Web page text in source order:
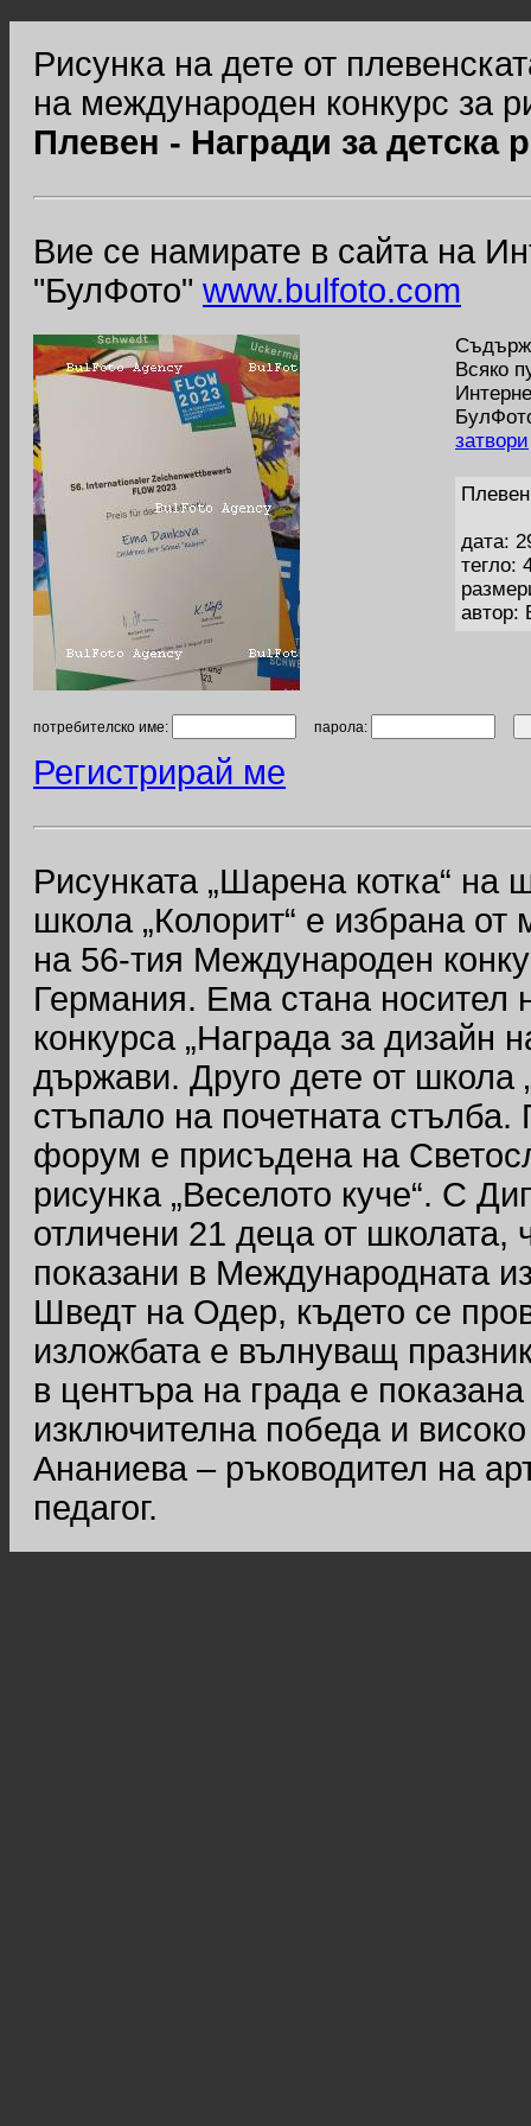
Рисунка на дете от
на международен конкурс за
Плевен - Награди за детска
Вие се намирате в сайта на
"БулФото" www.bulfoto.com
Всяко
затвори
дата:
тегло:
автор:
потребителско име: парола:
Регистрирай ме
Рисунката „Шарена котка“ на
школа „Колорит“ е избрана
на 56-тия Международен
Германия. Ема стана носител
конкурса „Награда за дизайн
държави. Друго дете от школа
стъпало на почетната
форум е присъдена на
рисунка „Веселото куче“. С
отличени 21 деца от школата,
показани в Международната
Шведт на Одер, където се
изложбата е вълнуващ
в центъра на града е
изключителна победа и
Ананиева – ръководител на
педагог.